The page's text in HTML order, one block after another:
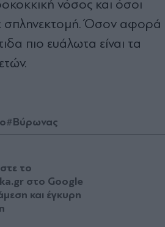
νόσος και όσοι
σπληνεκτομή. Όσον αφορά
πιο ευάλωτα είναι τα
#Βύρωνας
το
στο Google
και έγκυρη